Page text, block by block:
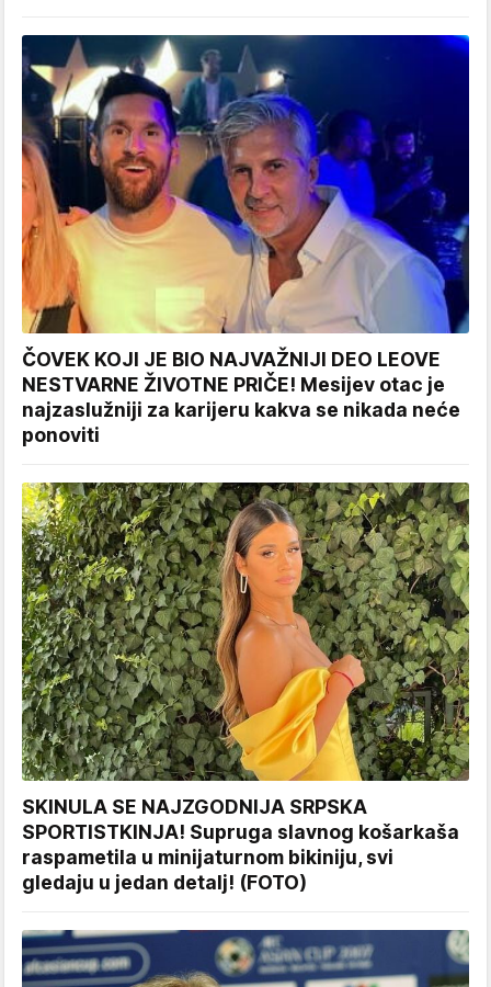
ČOVEK KOJI JE BIO NAJVAŽNIJI DEO LEOVE
NESTVARNE ŽIVOTNE PRIČE! Mesijev otac je
najzaslužniji za karijeru kakva se nikada neće
ponoviti
SKINULA SE NAJZGODNIJA SRPSKA
SPORTISTKINJA! Supruga slavnog košarkaša
raspametila u minijaturnom bikiniju, svi
gledaju u jedan detalj! (FOTO)